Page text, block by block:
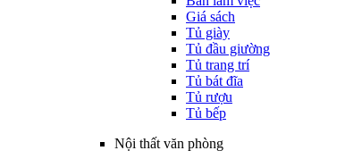
Giá sách
Tủ giày
Tủ đầu giường
Tủ trang trí
Tủ bát đĩa
Tủ rượu
Tủ bếp
Nội thất văn phòng